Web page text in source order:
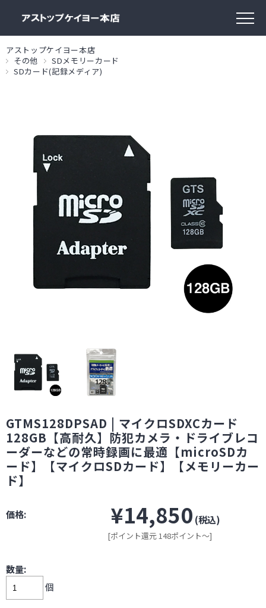
アストップケイヨー本店
その他
SDメモリーカード
SDカード(記録メディア)
GTMS128DPSAD | マイクロSDXCカード
128GB【高耐久】防犯カメラ・ドライブレコ
ーダーなどの常時録画に最適【microSDカ
ード】【マイクロSDカード】【メモリーカー
ド】
価格: ¥14,850 (税込)
[ポイント還元 148ポイント～]
数量:
個